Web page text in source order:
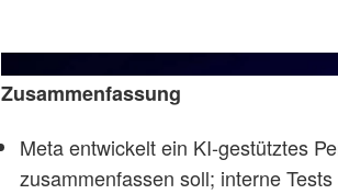
Zusammenfassung
Meta entwickelt ein KI-gestütztes
zusammenfassen soll; interne